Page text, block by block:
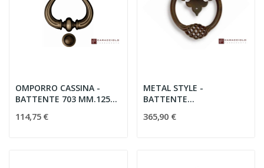
OMPORRO CASSINA -
BATTENTE 703 MM.125
114,75 €
METAL STYLE -
BATTENTE
365,90 €